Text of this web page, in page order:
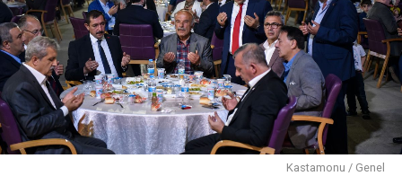
Kastamonu / Genel